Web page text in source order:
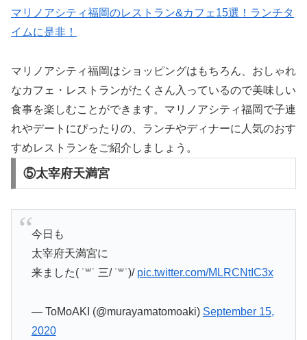
マリノアシティ福岡のレストラン&カフェ15選！ランチタ
イムに是非！
マリノアシティ福岡はショッピングはもちろん、おしゃれ
なカフェ・レストランがたくさん入っているので美味しい
食事を楽しむことができます。マリノアシティ福岡で子連
れやデートにぴったりの、ランチやディナーに人気のおす
すめレストランをご紹介しましょう。
⑤太宰府天満宮
今日も
太宰府天満宮に
来ました( ˙꒳​˙ 三/ ˙꒳​˙)/ pic.twitter.com/MLRCNtIC3x
— ToMoAKI (@murayamatomoaki) September 15,
2020